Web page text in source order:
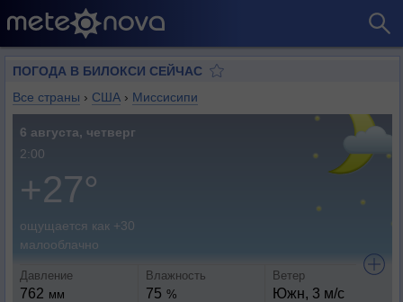
ПОГОДА В БИЛОКСИ СЕЙЧАС
Все страны › США › Миссисипи
6 августа, четверг
2:00
+27°
ощущается как +30
малооблачно
Давление
762 мм
Влажность
75 %
Ветер
Южн, 3 м/с